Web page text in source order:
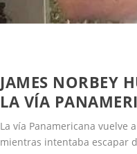
JAMES NORBEY
LA VÍA
La vía Panamericana vuelve
mientras intentaba escapar